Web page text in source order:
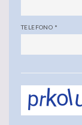
TELEFONO *